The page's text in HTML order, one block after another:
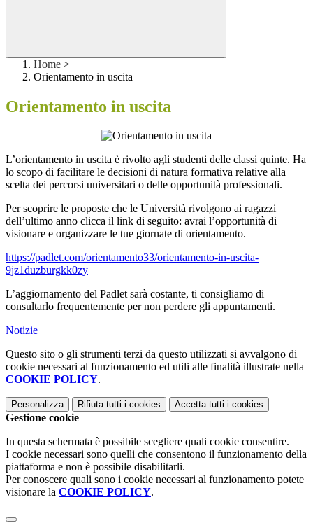
Home >
Orientamento in uscita
Orientamento in uscita
L’orientamento in uscita è rivolto agli studenti delle classi quinte. Ha
lo scopo di facilitare le decisioni di natura formativa relative alla
scelta dei percorsi universitari o delle opportunità professionali.
Per scoprire le proposte che le Università rivolgono ai ragazzi
dell’ultimo anno clicca il link di seguito: avrai l’opportunità di
visionare e organizzare le tue giornate di orientamento.
https://padlet.com/orientamento33/orientamento-in-uscita-
9jz1duzburgkk0zy
L’aggiornamento del Padlet sarà costante, ti consigliamo di
consultarlo frequentemente per non perdere gli appuntamenti.
Notizie
Questo sito o gli strumenti terzi da questo utilizzati si avvalgono di
cookie necessari al funzionamento ed utili alle finalità illustrate nella
COOKIE POLICY.
Personalizza Rifiuta tutti i cookies Accetta tutti i cookies
Gestione cookie
In questa schermata è possibile scegliere quali cookie consentire.
I cookie necessari sono quelli che consentono il funzionamento della
piattaforma e non è possibile disabilitarli.
Per conoscere quali sono i cookie necessari al funzionamento potete
visionare la COOKIE POLICY.